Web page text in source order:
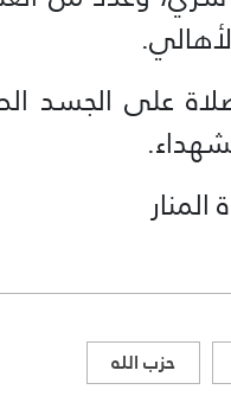
على الجسد
المنار
حزب الله